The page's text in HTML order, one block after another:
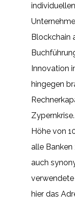
Blockchain
Innovation
hingegen
Höhe von
alle
auch
hier das